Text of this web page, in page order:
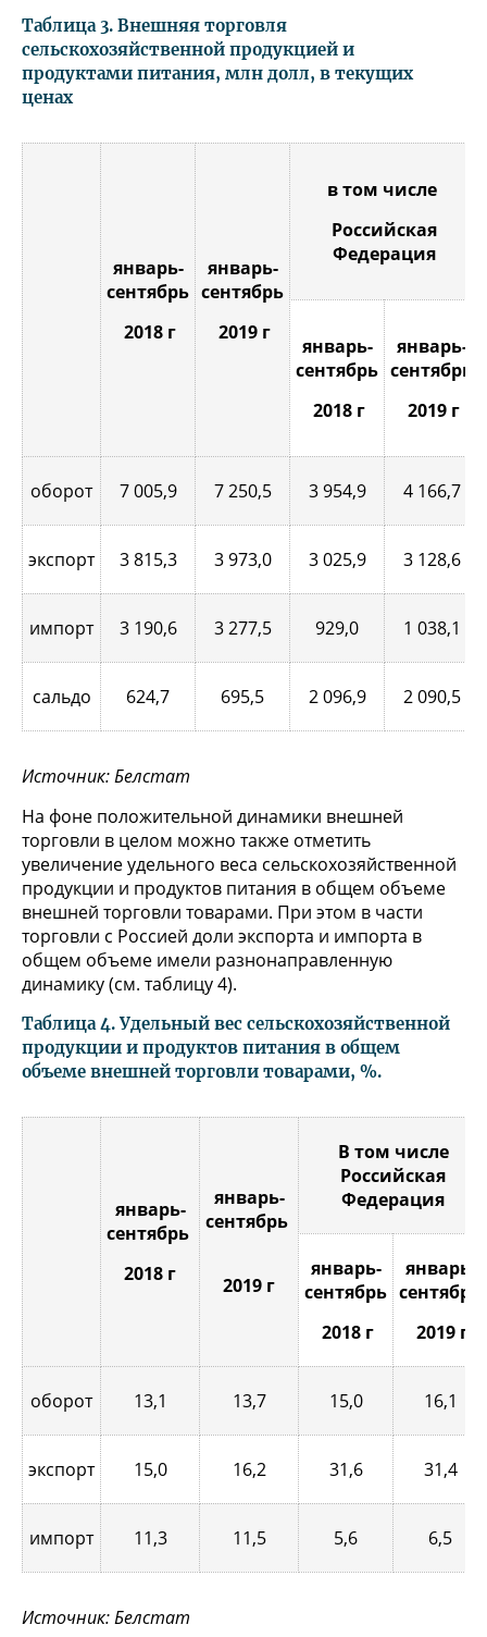
Таблица 3. Внешняя торговля
сельскохозяйственной продукцией и
продуктами питания, млн долл, в текущих
ценах
январь-
сентябрь
2018 г
январь-
сентябрь
2019 г
в том числе
Российская
Федерация
январь-
сентябрь
2018 г
январь-
сентябрь
2019 г
оборот 7 005,9 7 250,5 3 954,9 4 166,7
экспорт 3 815,3 3 973,0 3 025,9 3 128,6
импорт 3 190,6 3 277,5 929,0 1 038,1
сальдо 624,7 695,5 2 096,9 2 090,5
Источник: Белстат
На фоне положительной динамики внешней
торговли в целом можно также отметить
увеличение удельного веса сельскохозяйственной
продукции и продуктов питания в общем объеме
внешней торговли товарами. При этом в части
торговли с Россией доли экспорта и импорта в
общем объеме имели разнонаправленную
динамику (см. таблицу 4).
Таблица 4. Удельный вес сельскохозяйственной
продукции и продуктов питания в общем
объеме внешней торговли товарами, %.
январь-
сентябрь
2018 г
январь-
сентябрь
2019 г
В том числе
Российская
Федерация
январь-
сентябрь
2018 г
январь-
сентябрь
2019 г
оборот 13,1 13,7 15,0 16,1
экспорт 15,0 16,2 31,6 31,4
импорт 11,3 11,5 5,6 6,5
Источник: Белстат